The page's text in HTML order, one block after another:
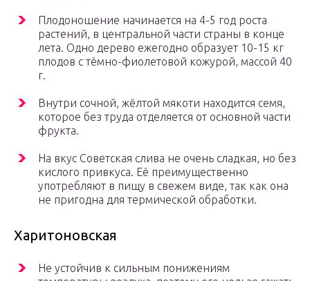
Плодоношение начинается на 4-5 год роста
растений, в центральной части страны в конце
лета. Одно дерево ежегодно образует 10-15 кг
плодов с тёмно-фиолетовой кожурой, массой 40
г.
Внутри сочной, жёлтой мякоти находится семя,
которое без труда отделяется от основной части
фрукта.
На вкус Советская слива не очень сладкая, но без
кислого привкуса. Её преимущественно
употребляют в пищу в свежем виде, так как она
не пригодна для термической обработки.
Харитоновская
Не устойчив к сильным понижениям